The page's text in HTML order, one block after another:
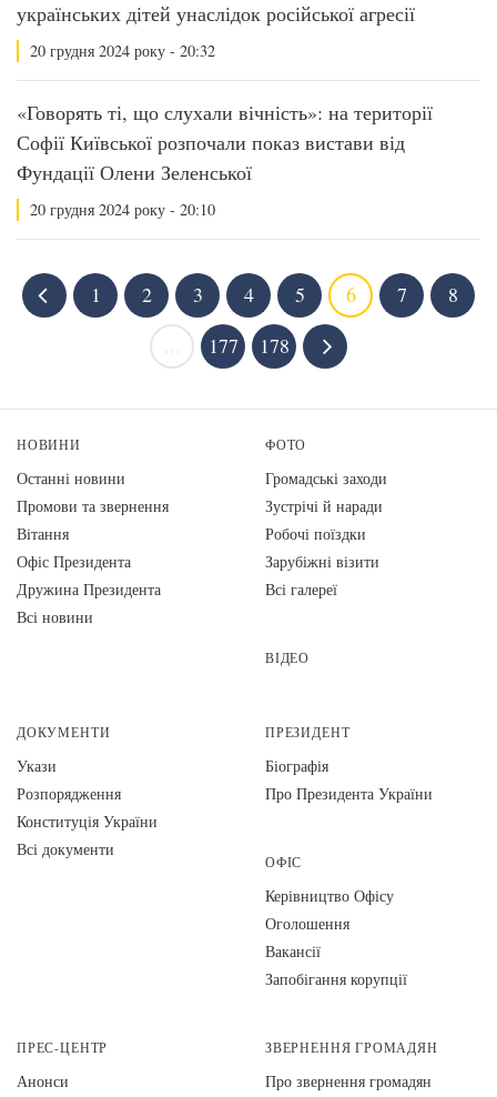
українських дітей унаслідок російської агресії
20 грудня 2024 року - 20:32
«Говорять ті, що слухали вічність»: на території
Софії Київської розпочали показ вистави від
Фундації Олени Зеленської
20 грудня 2024 року - 20:10
1 2 3 4 5 6 7
8
177 178
НОВИНИ
Останні новини
Промови та звернення
Вiтання
Офіс Президента
Дружина Президента
Всі новини
ФОТО
Громадські заходи
Зустрічі й наради
Робочі поїздки
Зарубіжні візити
Всі галереї
ВІДЕО
ДОКУМЕНТИ
Укази
Розпорядження
Конституція України
Всі документи
ПРЕЗИДЕНТ
Біографія
Про Президента України
ОФІС
Керівництво Офісу
Оголошення
Вакансії
Запобігання корупції
ПРЕС-ЦЕНТР
Анонси
ЗВЕРНЕННЯ ГРОМАДЯН
Про звернення громадян